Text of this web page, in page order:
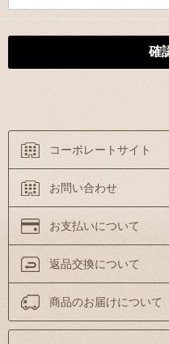
コーポレートサイト
お問い合わせ
お支払いについて
返品交換について
商品のお届けについて